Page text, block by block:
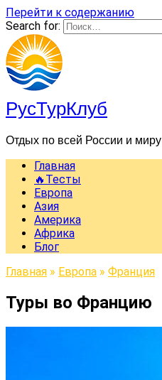
Перейти к содержанию
Search for:
РусТурКлуб
Отдых по всей России и миру
Главная
🔥Тесты
Европа
Азия
Америка
Африка
Блог
Главная » Европа » Франция
Туры во Францию